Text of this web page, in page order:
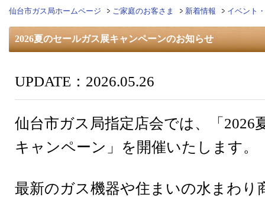
仙台市ガス局ホームページ ご家庭のお客さま 新着情報 イベント
2026夏のセールガス展キャンペーンのお知らせ
UPDATE：2026.05.26
仙台市ガス局指定店会では、「2026
キャンペーン」を開催いたします。
最新のガス機器や住まいの水まわり